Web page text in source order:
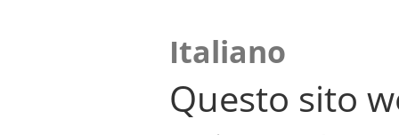
Italiano
Questo sito